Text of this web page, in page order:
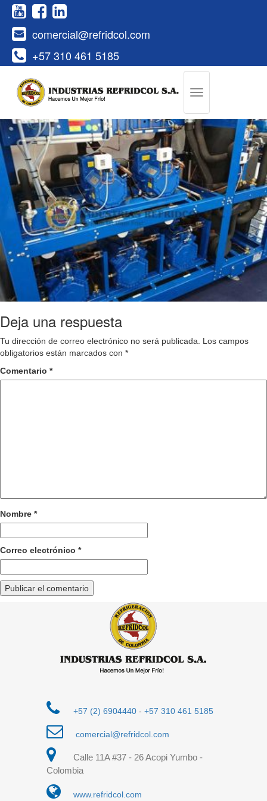
+57 310 461 5185
comercial@refridcol.com
Deja una respuesta
Tu dirección de correo electrónico no será publicada.
Los campos
obligatorios están marcados con *
Comentario *
Nombre *
Correo electrónico *
+57 (2) 6904440- +57 310 461 5185
comercial@refridcol.com
Calle 11A #37 - 26 Acopi Yumbo -
Colombia
www.refridcol.com